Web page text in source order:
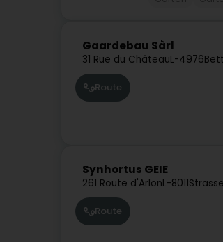
Gaardebau Sàrl
31 Rue du ChâteauL-4976
Route
Synhortus GEIE
261 Route d'ArlonL-8011
Route